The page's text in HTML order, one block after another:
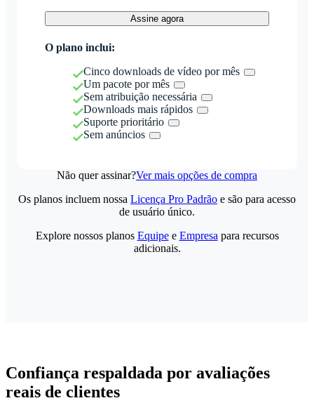
Assine agora
O plano inclui:
Cinco downloads de vídeo por mês
Um pacote por mês
Sem atribuição necessária
Downloads mais rápidos
Suporte prioritário
Sem anúncios
Não quer assinar?Ver mais opções de compra
Os planos incluem nossa Licença Pro Padrão e são para acesso
de usuário único.
Explore nossos planos Equipee Empresa para recursos
adicionais.
Confiança respaldada por avaliações
reais de clientes